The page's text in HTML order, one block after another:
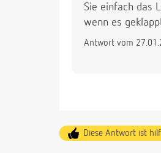
Sie einfach das
wenn es
Antwort vom
Diese Antwort ist